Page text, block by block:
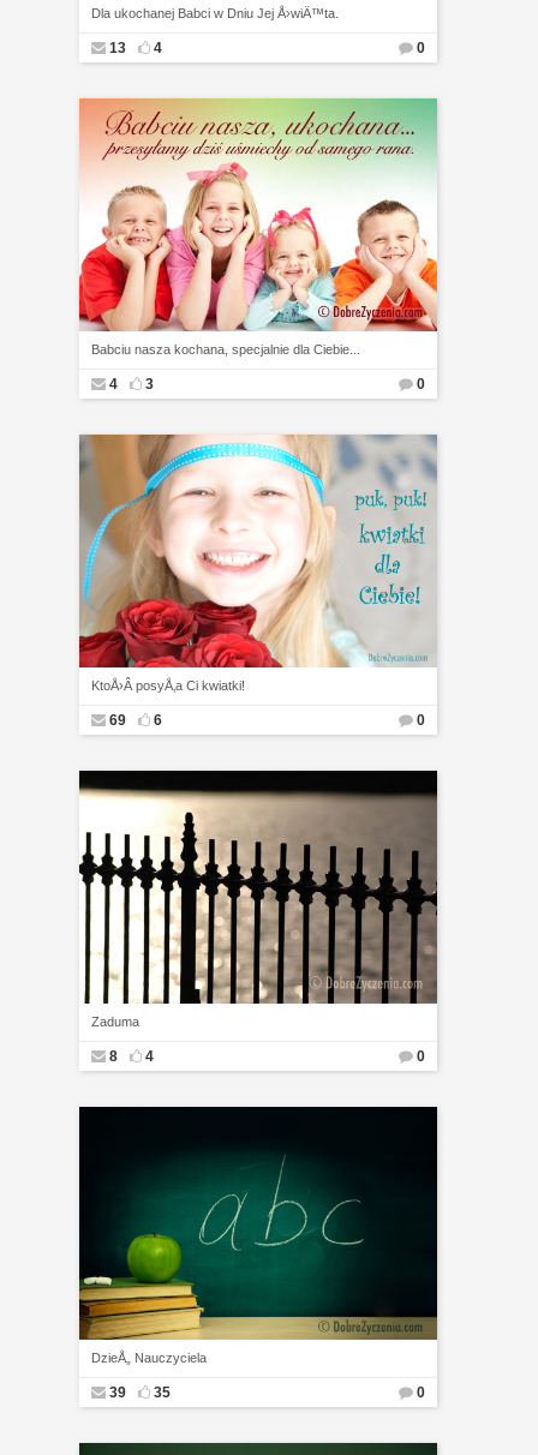
Dla ukochanej Babci w Dniu Jej Å›wiÄ™ta.
13 4 0
Babciu nasza kochana, specjalnie dla Ciebie...
4 3 0
KtoÅ›Â posyÅ‚a Ci kwiatki!
69 6 0
Zaduma
8 4 0
DzieÅ„ Nauczyciela
39 35 0